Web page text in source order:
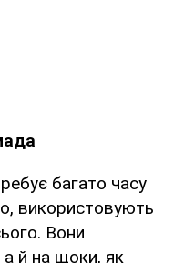
багато часу
використовують
Вони
а й на щоки, як